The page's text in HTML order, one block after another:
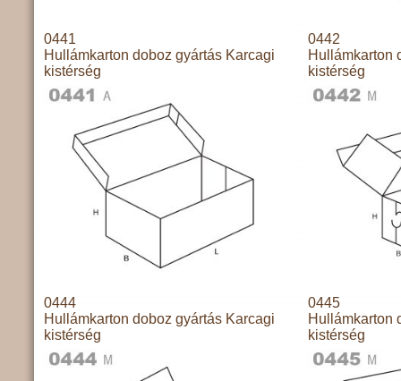
0441
Hullámkarton doboz gyártás Karcagi
kistérség
0442
Hullámkarton
kistérség
0444
Hullámkarton doboz gyártás Karcagi
kistérség
0445
Hullámkarton
kistérség